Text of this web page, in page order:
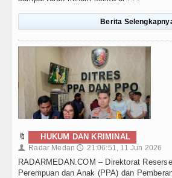
Berita
🔖 HUKUM DAN KRIMINAL
👤 Radar Medan 🕔 21:06:51, 11 Jun 2026
RADARMEDAN.COM – Direktorat
Perempuan dan Anak (PPA) dan